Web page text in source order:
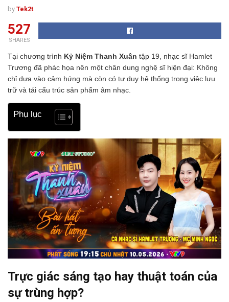
by Tek2t
527
SHARES
Tại chương trình Kỷ Niệm Thanh Xuân tập 19, nhạc sĩ Hamlet
Trương đã phác họa nên một chân dung nghệ sĩ hiện đại: Không
chỉ dựa vào cảm hứng mà còn có tư duy hệ thống trong việc lưu
trữ và tái cấu trúc sản phẩm âm nhạc.
Phụ lục
Trực giác sáng tạo hay thuật toán của
sự trùng hợp?